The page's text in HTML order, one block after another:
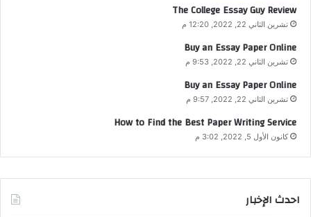
The College Essay Guy Review
تشرين الثاني 22, 2022, 12:20 م
Buy an Essay Paper Online
تشرين الثاني 22, 2022, 9:53 م
Buy an Essay Paper Online
تشرين الثاني 22, 2022, 9:57 م
How to Find the Best Paper Writing Service
كانون الأول 5, 2022, 3:02 م
احدث الإخبار